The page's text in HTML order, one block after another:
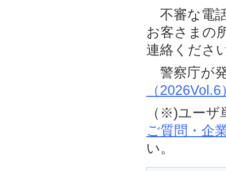
不審な電
お客さまの
連絡くださ
警察庁が
（2026Vol.6
（※)ユーザ
ご質問・企
い。